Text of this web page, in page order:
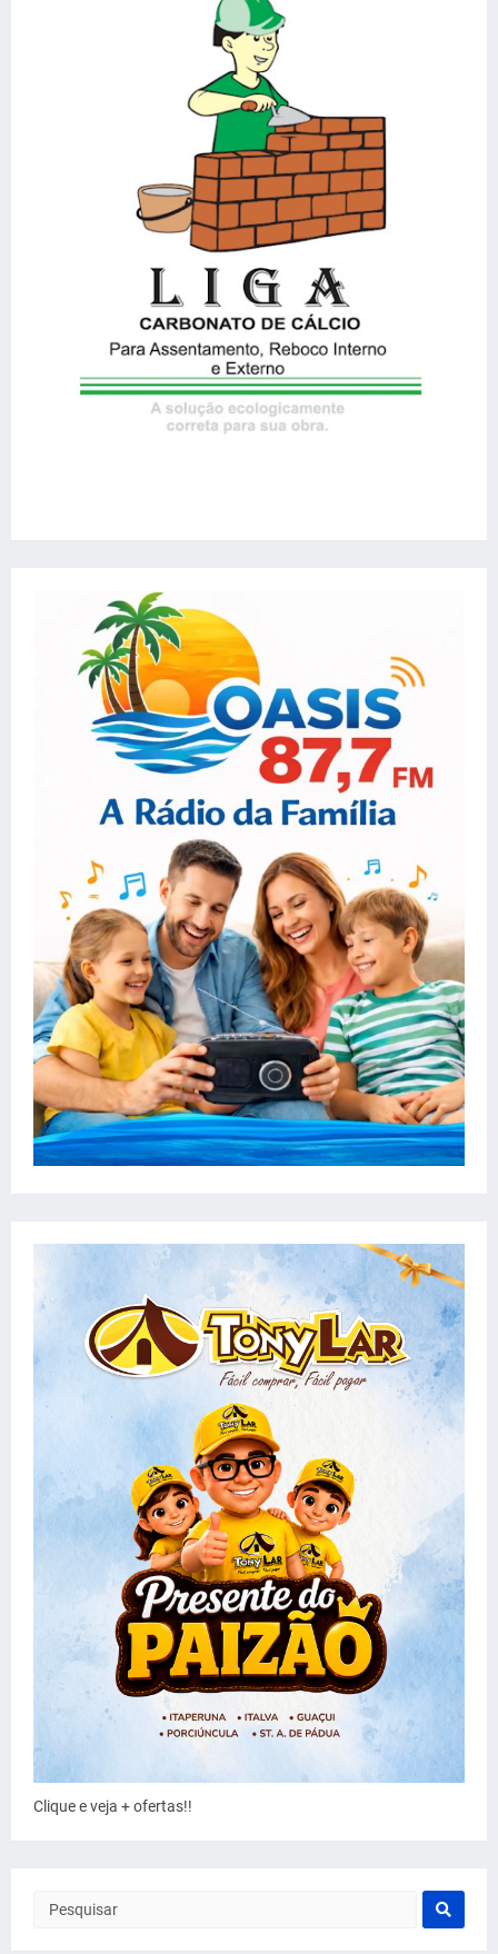
Clique e veja + ofertas!!